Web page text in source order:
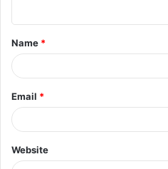
t
*
Name *
Email *
Website